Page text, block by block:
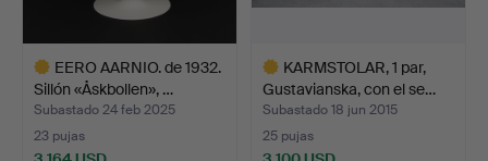
EERO AARNIO. de 1932.
Sillón «Åskbollen», …
Subastado 24 feb 2025
23 pujas
KARMSTOLAR, 1 par,
Gustavianska, con el se…
Subastado 18 jun 2015
25 pujas